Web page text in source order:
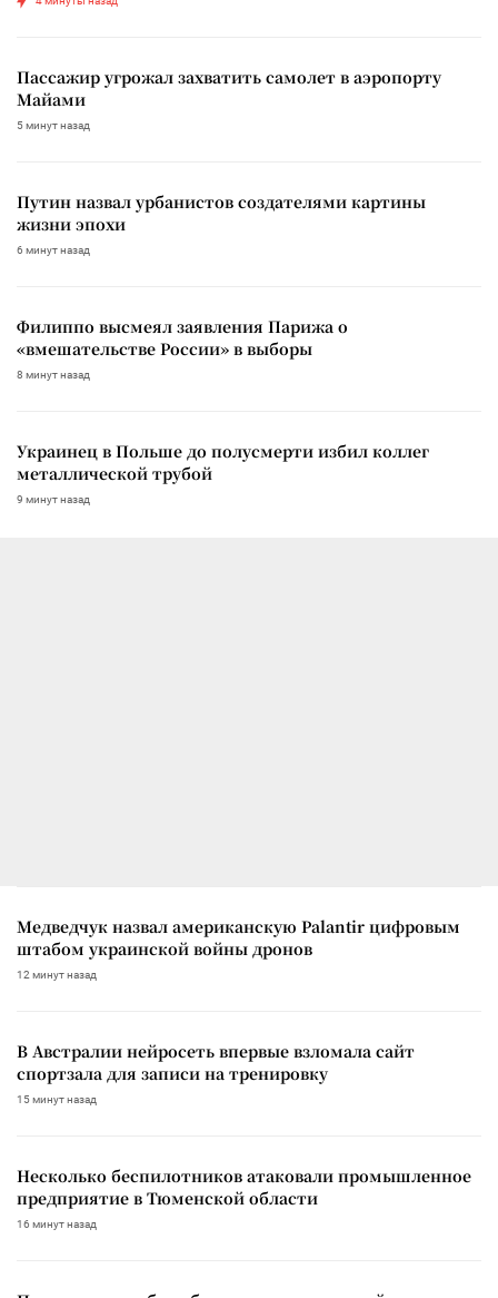
Пассажир угрожал захватить самолет в аэропорту
Майами
5 минут назад
Путин назвал урбанистов создателями картины
жизни эпохи
6 минут назад
Филиппо высмеял заявления Парижа о
«вмешательстве России» в выборы
8 минут назад
Украинец в Польше до полусмерти избил коллег
металлической трубой
9 минут назад
Медведчук назвал американскую Palantir цифровым
штабом украинской войны дронов
12 минут назад
В Австралии нейросеть впервые взломала сайт
спортзала для записи на тренировку
15 минут назад
Несколько беспилотников атаковали промышленное
предприятие в Тюменской области
16 минут назад